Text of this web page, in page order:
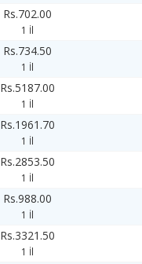
Rs.702.00
1 İl
Rs.734.50
1 İl
Rs.5187.00
1 İl
Rs.1961.70
1 İl
Rs.2853.50
1 İl
Rs.988.00
1 İl
Rs.3321.50
1 İl